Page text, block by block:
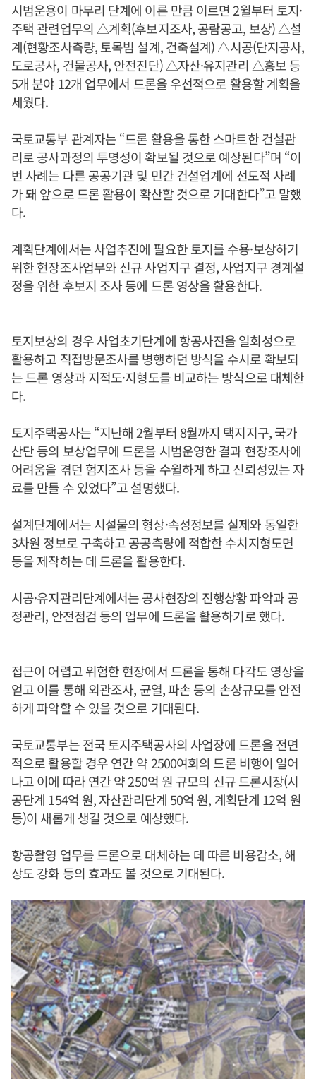
시범운용이 마무리 단계에 이른 만큼 이르면 2월부터 토지·
주택 관련업무의 △계획(후보지조사, 공람공고, 보상) △설
계(현황조사측량, 토목빔 설계, 건축설계) △시공(단지공사,
도로공사, 건물공사, 안전진단) △자산·유지관리 △홍보 등
5개 분야 12개 업무에서 드론을 우선적으로 활용할 계획을
세웠다.
국토교통부 관계자는 “드론 활용을 통한 스마트한 건설관
리로 공사과정의 투명성이 확보될 것으로 예상된다”며 “이
번 사례는 다른 공공기관 및 민간 건설업계에 선도적 사례
가 돼 앞으로 드론 활용이 확산할 것으로 기대한다”고 말했
다.
계획단계에서는 사업추진에 필요한 토지를 수용·보상하기
위한 현장조사업무와 신규 사업지구 결정, 사업지구 경계설
정을 위한 후보지 조사 등에 드론 영상을 활용한다.
토지보상의 경우 사업초기단계에 항공사진을 일회성으로
활용하고 직접방문조사를 병행하던 방식을 수시로 확보되
는 드론 영상과 지적도·지형도를 비교하는 방식으로 대체한
다.
토지주택공사는 “지난해 2월부터 8월까지 택지지구, 국가
산단 등의 보상업무에 드론을 시범운영한 결과 현장조사에
어려움을 겪던 험지조사 등을 수월하게 하고 신뢰성있는 자
료를 만들 수 있었다”고 설명했다.
설계단계에서는 시설물의 형상·속성정보를 실제와 동일한
3차원 정보로 구축하고 공공측량에 적합한 수치지형도면
등을 제작하는 데 드론을 활용한다.
시공·유지관리단계에서는 공사현장의 진행상황 파악과 공
정관리, 안전점검 등의 업무에 드론을 활용하기로 했다.
접근이 어렵고 위험한 현장에서 드론을 통해 다각도 영상을
얻고 이를 통해 외관조사, 균열, 파손 등의 손상규모를 안전
하게 파악할 수 있을 것으로 기대된다.
국토교통부는 전국 토지주택공사의 사업장에 드론을 전면
적으로 활용할 경우 연간 약 2500여회의 드론 비행이 일어
나고 이에 따라 연간 약 250억 원 규모의 신규 드론시장(시
공단계 154억 원, 자산관리단계 50억 원, 계획단계 12억 원
등)이 새롭게 생길 것으로 예상했다.
항공촬영 업무를 드론으로 대체하는 데 따른 비용감소, 해
상도 강화 등의 효과도 볼 것으로 기대된다.